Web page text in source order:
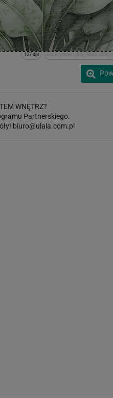
x:0cm y:0cm | (0,0) (8000,5000)
127 dpi
WNĘTRZ?
Partnerskiego.
biuro@ulala.com.pl